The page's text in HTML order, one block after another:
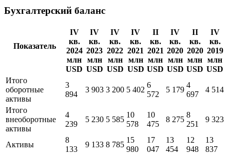
Бухгалтерский баланс
Показатель
IV
кв.
2024
млн
USD
IV
кв.
2023
млн
USD
IV
кв.
2022
млн
USD
IV
кв.
2021
млн
USD
II
кв.
2021
млн
USD
IV
кв.
2020
млн
USD
II
кв.
2020
млн
USD
IV
кв.
2019
млн
USD
Итого
оборотные
активы
3
894
3 903 3 200 5 402
6
572
5 179
4
697
4 514
Итого
внеоборотные
активы
4
239
5 230 5 585
10
578
10
475
8 275
8
251
9 323
Активы
8
133
9 133 8 785
15
980
17
047
13
454
12
948
13
837